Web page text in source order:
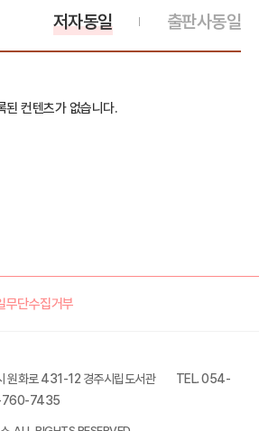
출판사동일
저자동일
된 컨텐츠가 없습니다.
무단수집거부
화로 431-12 경주시립도서관
TEL. 054-
760-7435